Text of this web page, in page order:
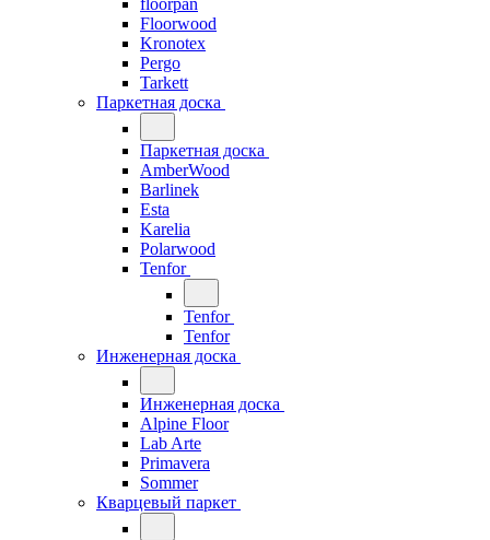
floorpan
Floorwood
Kronotex
Pergo
Tarkett
Паркетная доска
Паркетная доска
AmberWood
Barlinek
Esta
Karelia
Polarwood
Tenfor
Tenfor
Tenfor
Инженерная доска
Инженерная доска
Alpine Floor
Lab Arte
Primavera
Sommer
Кварцевый паркет